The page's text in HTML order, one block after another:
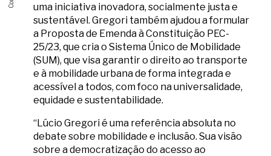
uma iniciativa inovadora, socialmente justa e
sustentável. Gregori também ajudou a formular
a Proposta de Emenda à Constituição PEC-
25/23, que cria o Sistema Único de Mobilidade
(SUM), que visa garantir o direito ao transporte
e à mobilidade urbana de forma integrada e
acessível a todos, com foco na universalidade,
equidade e sustentabilidade.
“Lúcio Gregori é uma referência absoluta no
debate sobre mobilidade e inclusão. Sua visão
sobre a democratização do acesso ao